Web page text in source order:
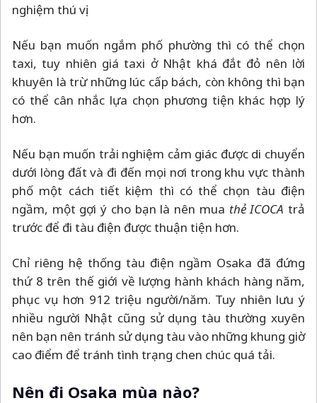
nghiệm thú vị.
Nếu bạn muốn ngắm phố phường thì có thể chọn
taxi, tuy nhiên giá taxi ở Nhật khá đắt đỏ nên lời
khuyên là trừ những lúc cấp bách, còn không thì bạn
có thể cân nhắc lựa chọn phương tiện khác hợp lý
hơn.
Nếu bạn muốn trải nghiệm cảm giác được di chuyển
dưới lòng đất và đi đến mọi nơi trong khu vực thành
phố một cách tiết kiệm thì có thể chọn tàu điện
ngầm, một gợi ý cho bạn là nên mua thẻ ICOCA trả
trước để đi tàu điện được thuận tiện hơn.
Chỉ riêng hệ thống tàu điện ngầm Osaka đã đứng
thứ 8 trên thế giới về lượng hành khách hàng năm,
phục vụ hơn 912 triệu người/năm. Tuy nhiên lưu ý
nhiều người Nhật cũng sử dụng tàu thường xuyên
nên bạn nên tránh sử dụng tàu vào những khung giờ
cao điểm để tránh tình trạng chen chúc quá tải.
Nên đi Osaka mùa nào?